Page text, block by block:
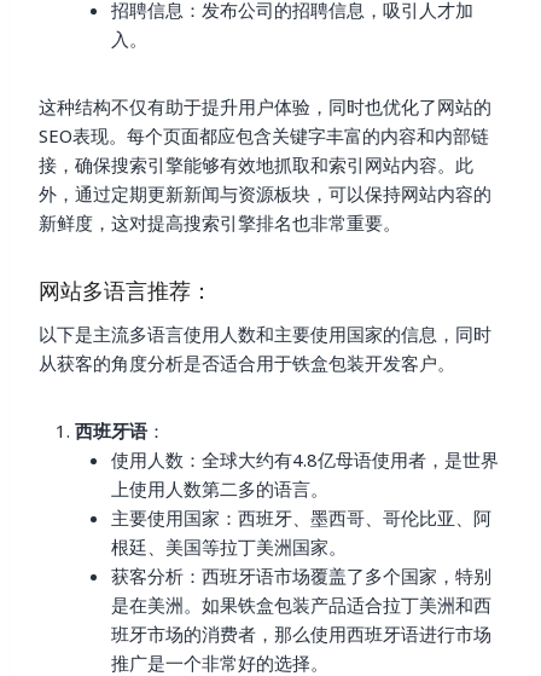
招聘信息：发布公司的招聘信息，吸引人才加
入。
这种结构不仅有助于提升用户体验，同时也优化了网站的
SEO表现。每个页面都应包含关键字丰富的内容和内部链
接，确保搜索引擎能够有效地抓取和索引网站内容。此
外，通过定期更新新闻与资源板块，可以保持网站内容的
新鲜度，这对提高搜索引擎排名也非常重要。
网站多语言推荐：
以下是主流多语言使用人数和主要使用国家的信息，同时
从获客的角度分析是否适合用于铁盒包装开发客户。
西班牙语 ：
使用人数：全球大约有4.8亿母语使用者，是世界
上使用人数第二多的语言。
主要使用国家：西班牙、墨西哥、哥伦比亚、阿
根廷、美国等拉丁美洲国家。
获客分析：西班牙语市场覆盖了多个国家，特别
是在美洲。如果铁盒包装产品适合拉丁美洲和西
班牙市场的消费者，那么使用西班牙语进行市场
推广是一个非常好的选择。